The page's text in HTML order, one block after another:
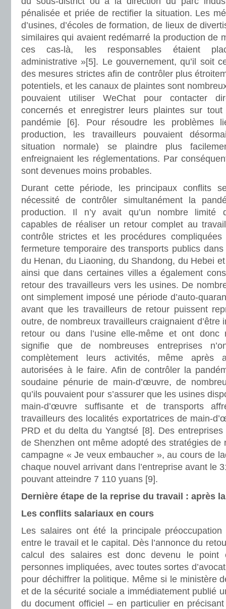
pénalisée et priée de rectifier la situation. Les
d’usines, d’écoles de formation, de lieux de
similaires qui avaient redémarré la production de
ces cas-là, les responsables étaient
administrative »[5]. Le gouvernement, qu’il soit
des mesures strictes afin de contrôler plus
potentiels, et les canaux de plaintes sont
pouvaient utiliser WeChat pour contacter
concernés et enregistrer leurs plaintes sur
pandémie [6]. Pour résoudre les
production, les travailleurs pouvaient
situation normale) se plaindre plus
enfreignaient les réglementations. Par
sont devenues moins probables.
Durant cette période, les principaux conflits
nécessité de contrôler simultanément la
production. Il n’y avait qu’un nombre limité
capables de réaliser un retour complet au
contrôle strictes et les procédures
fermeture temporaire des transports publics
du Henan, du Liaoning, du Shandong, du Hebei
ainsi que dans certaines villes a également
retour des travailleurs vers les usines. De
ont simplement imposé une période d’auto-
avant que les travailleurs de retour puissent
outre, de nombreux travailleurs craignaient d’être
retour ou dans l’usine elle-même et ont donc
signifie que de nombreuses entreprises
complètement leurs activités, même après
autorisées à le faire. Afin de contrôler la
soudaine pénurie de main-d’œuvre, de
qu’ils pouvaient pour s’assurer que les usines
main-d’œuvre suffisante et de transports
travailleurs des localités exportatrices de main-
PRD et du delta du Yangtsé [8]. Des entreprises
de Shenzhen ont même adopté des stratégies de
campagne « Je veux embaucher », au cours de
chaque nouvel arrivant dans l’entreprise avant le
pouvant atteindre 7 110 yuans [9].
Dernière étape de la reprise du travail : après
Les conflits salariaux en cours
Les salaires ont été la principale
entre le travail et le capital. Dès l’annonce du
calcul des salaires est donc devenu le point
personnes impliquées, avec toutes sortes
pour déchiffrer la politique. Même si le ministère
et de la sécurité sociale a immédiatement publié
du document officiel – en particulier en